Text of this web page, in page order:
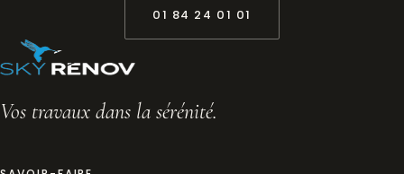
01 84 24 01 01
Vos travaux dans la sérénité.